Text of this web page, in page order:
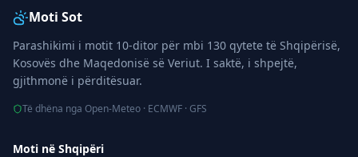
Moti Sot
Parashikimi i motit 10-ditor për mbi 130 qytete të Shqipërisë,
Kosovës dhe Maqedonisë së Veriut. I saktë, i shpejtë,
gjithmonë i përditësuar.
Të dhëna nga Open-Meteo · ECMWF · GFS
Moti në Shqipëri